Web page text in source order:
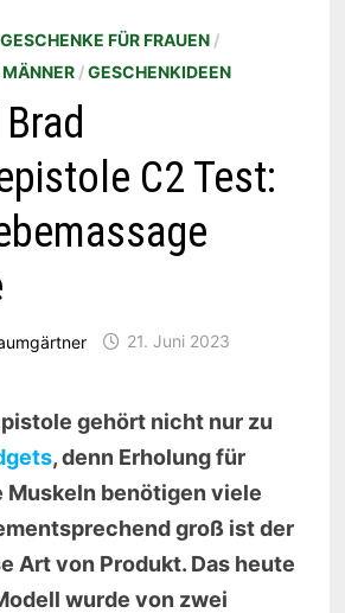
GESCHENKE FÜR FRAUEN/
/GESCHENKIDEEN
C2 Test:
21. Juni 2023
gehört nicht nur zu
, denn Erholung für
Muskeln benötigen viele
groß ist der
Art von Produkt. Das heute
wurde von zwei